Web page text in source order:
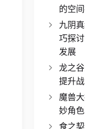
的空
九阴
巧探
发展
龙之
提升
魔兽
妙角
食之